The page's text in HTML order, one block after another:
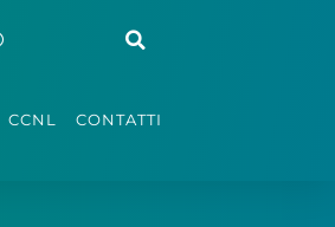
CCNL CONTATTI